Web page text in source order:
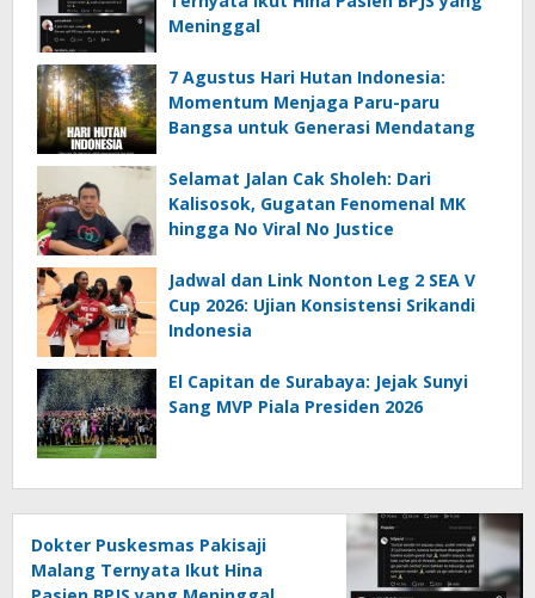
Meninggal
7 Agustus Hari Hutan Indonesia:
Momentum Menjaga Paru-paru
Bangsa untuk Generasi Mendatang
Selamat Jalan Cak Sholeh: Dari
Kalisosok, Gugatan Fenomenal MK
hingga No Viral No Justice
Jadwal dan Link Nonton Leg 2 SEA V
Cup 2026: Ujian Konsistensi Srikandi
Indonesia
El Capitan de Surabaya: Jejak Sunyi
Sang MVP Piala Presiden 2026
Dokter Puskesmas Pakisaji
Malang Ternyata Ikut Hina